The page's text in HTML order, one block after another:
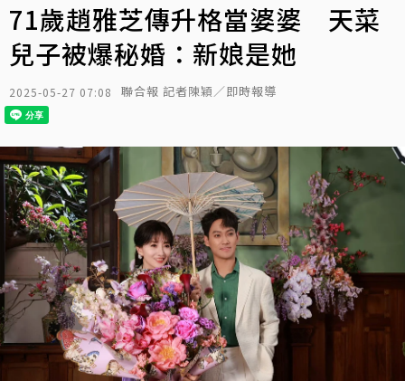
71歲趙雅芝傳升格當婆婆 天菜
兒子被爆秘婚：新娘是她
2025-05-27 07:08 聯合報 記者陳穎／即時報導